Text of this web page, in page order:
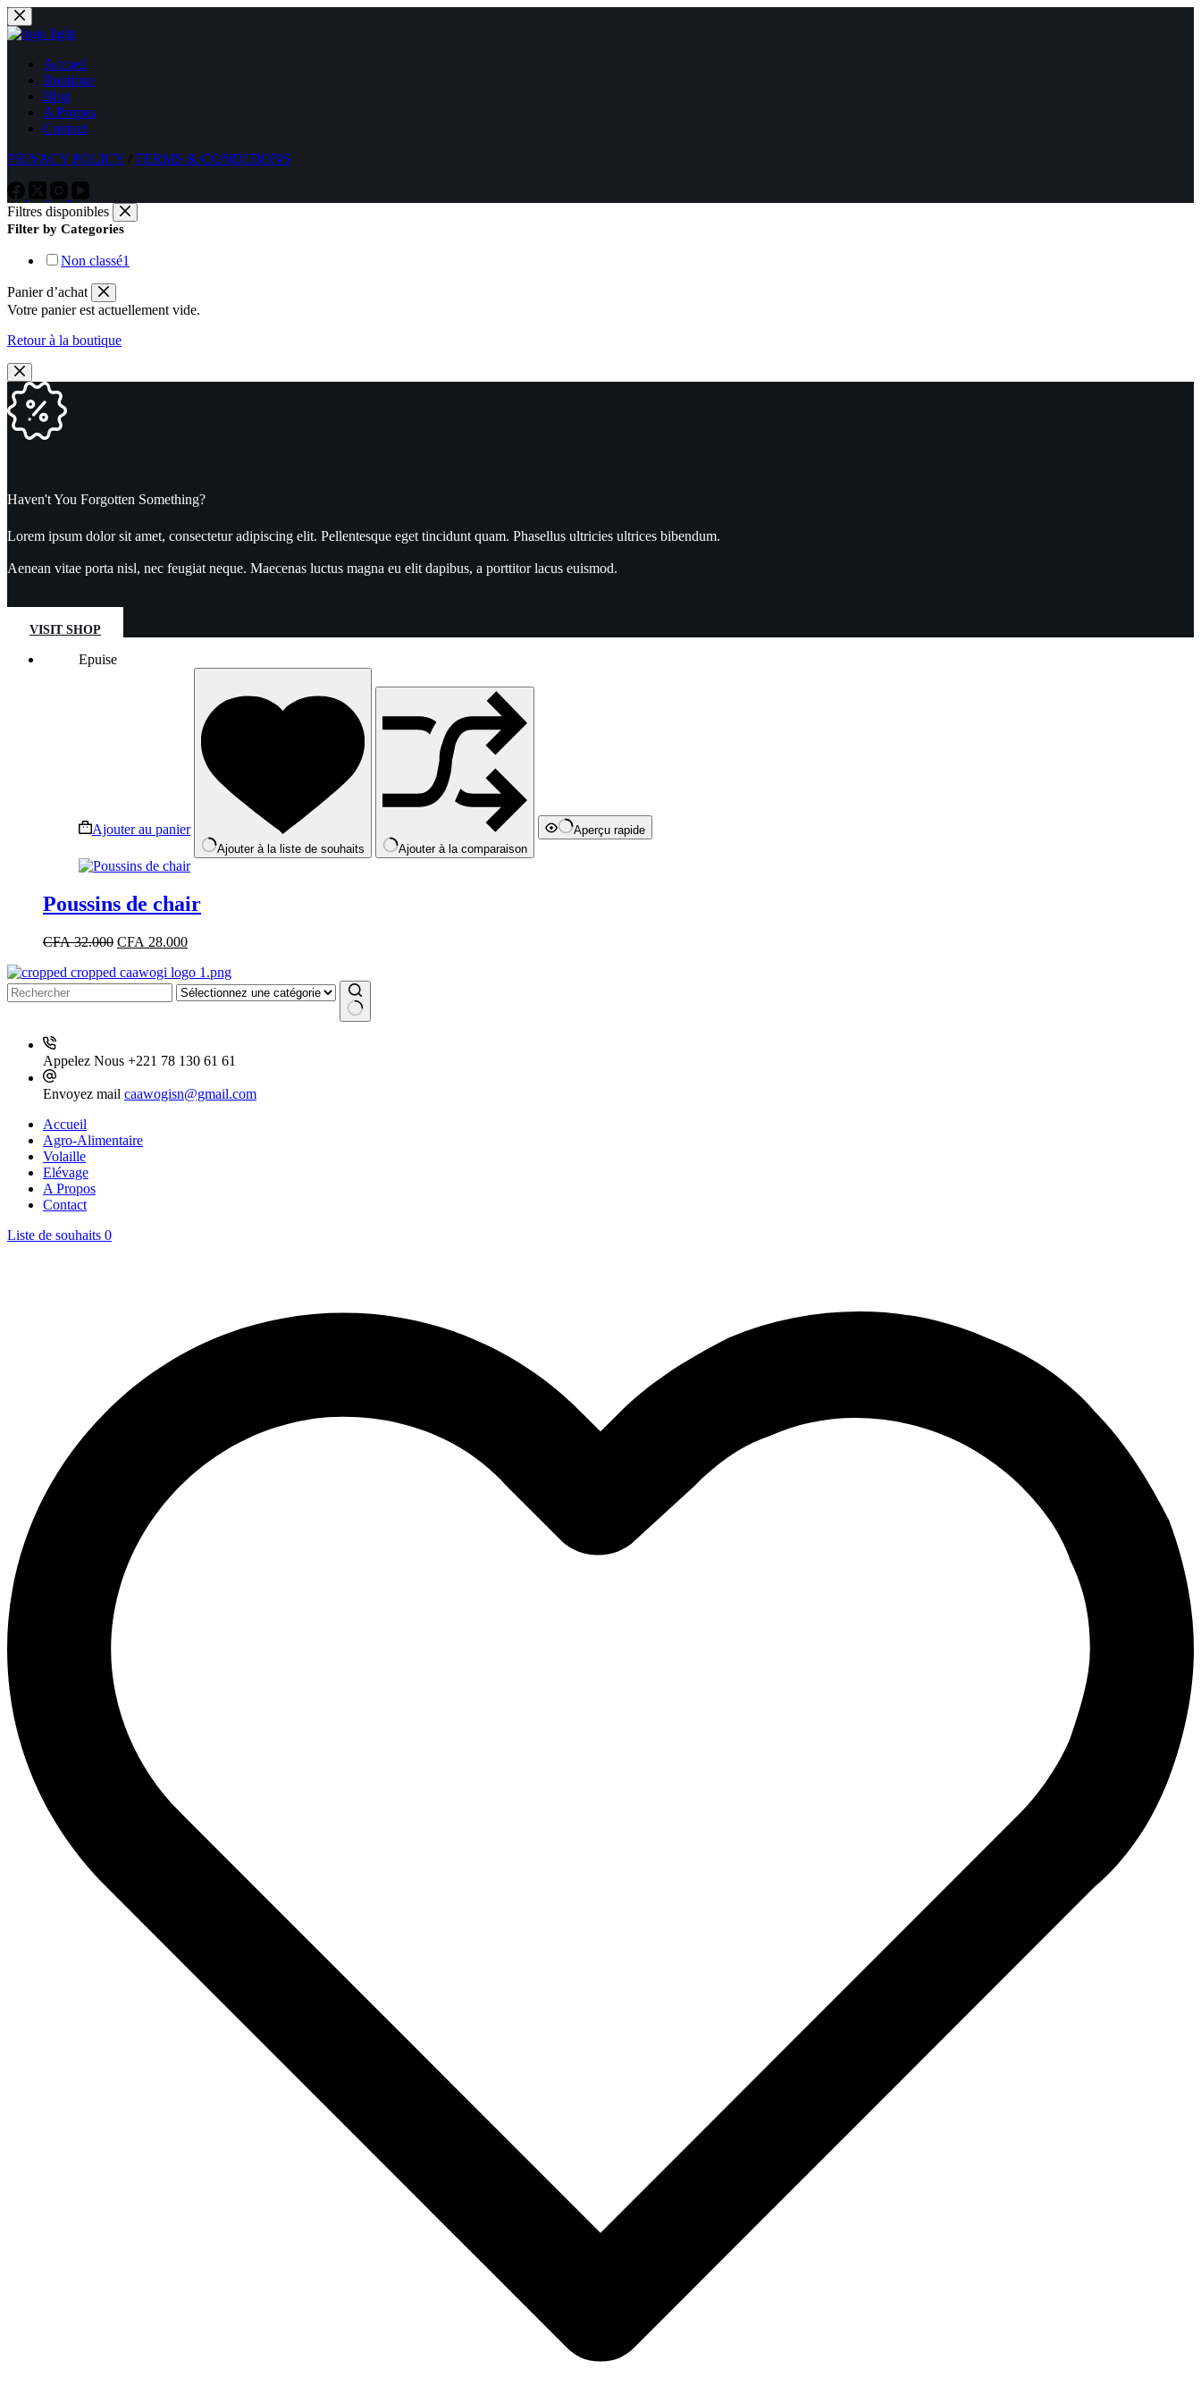
Passer
au
contenu
Accueil
Boutique
Blog
A Propos
Contact
PRIVACY POLICY
TERMS & CONDITIONS
Filtres disponibles
Filter by Categories
Non classé1
Panier d’achat
Votre panier est actuellement vide.
Retour à la boutique
Haven't You Forgotten Something?
Lorem ipsum dolor sit amet, consectetur adipiscing elit. Pellentesque eget tincidunt quam. Phasellus ultricies ultrices bibendum.
Aenean vitae porta nisl, nec feugiat neque. Maecenas luctus magna eu elit dapibus, a porttitor lacus euismod.
VISIT SHOP
Epuise
Ajouter au panier
Ajouter à la liste de souhaits Ajouter à la comparaison
Aperçu rapide
Poussins de chair
CFA32.000 Le
initial
était :
CFA 32.000.
CFA 28.000Le
actuel
est :
CFA 28.000.
résultat
Appelez Nous +221 78 130 61 61
Envoyez mail caawogisn@gmail.com
Accueil
Agro-Alimentaire
Volaille
Elévage
A Propos
Contact
Liste de souhaits 0